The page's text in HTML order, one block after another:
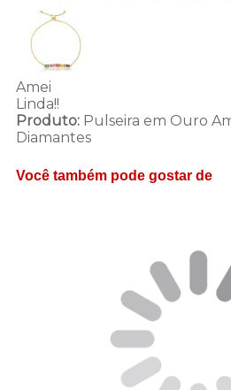
Amei
Linda!!
Produto:Pulseira em Ouro
Diamantes
Você também pode gostar de